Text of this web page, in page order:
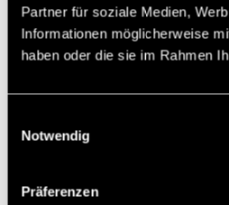
Partner für soziale Medien,
Informationen möglicherweise
haben oder die sie im Rahmen
Notwendig
Präferenzen